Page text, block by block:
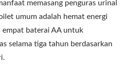
memasang penguras urinal
umum adalah hemat energi
empat baterai AA untuk
selama tiga tahun berdasarkan